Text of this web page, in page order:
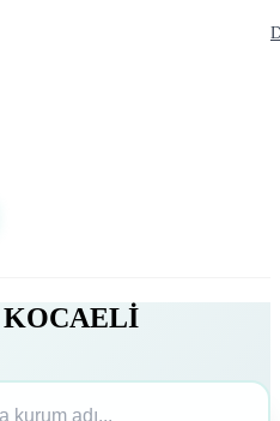
KOCAELİ